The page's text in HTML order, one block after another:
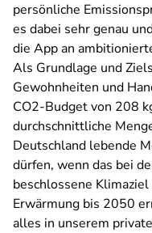
persönliche
es dabei sehr genau
die App an
Als Grundlage und
Gewohnheiten und
CO2-Budget von 208
durchschnittliche
Deutschland lebende
dürfen, wenn das bei
beschlossene
Erwärmung bis 2050
alles in unserem